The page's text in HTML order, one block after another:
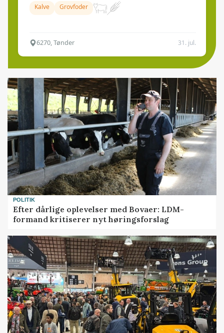
Kalve Grovfoder
6270, Tønder 31. jul.
POLITIK
Efter dårlige oplevelser med Bovaer: LDM-
formand kritiserer nyt høringsforslag